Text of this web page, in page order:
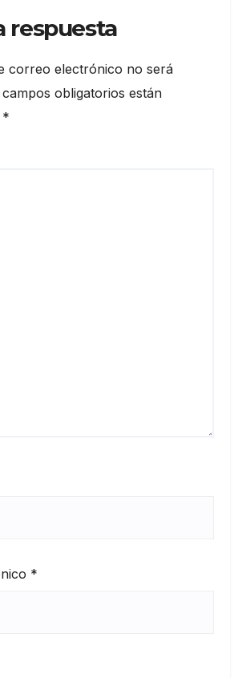
respuesta
correo electrónico no será
campos obligatorios están
*
*